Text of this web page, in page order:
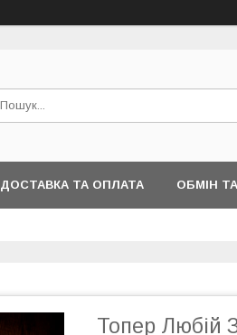
ДОСТАВКА ТА ОПЛАТА ОБМІН
Топер Любій